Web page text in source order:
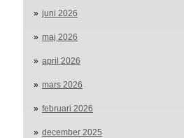
juni 2026
maj 2026
april 2026
mars 2026
februari 2026
december 2025